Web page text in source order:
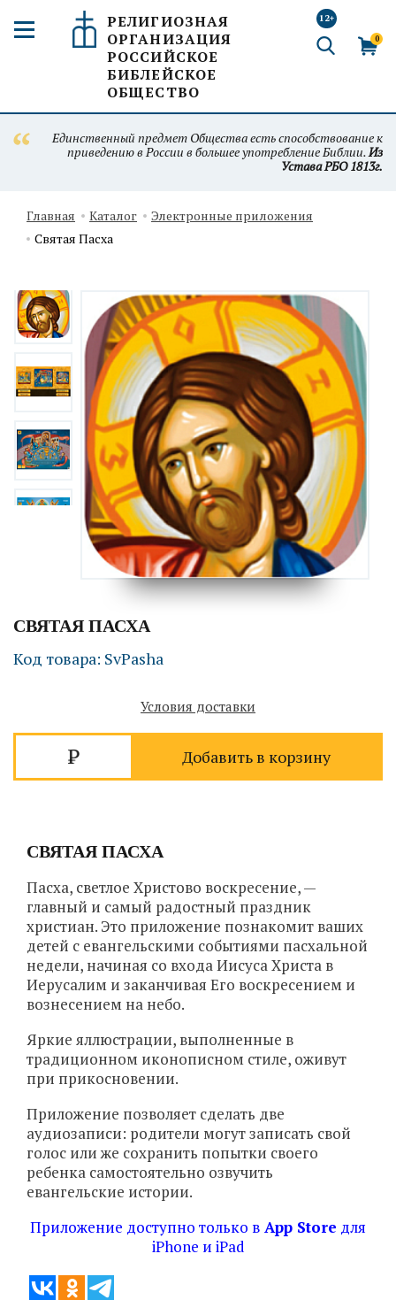
РЕЛИГИОЗНАЯ
ОРГАНИЗАЦИЯ
РОССИЙСКОЕ
БИБЛЕЙСКОЕ
ОБЩЕСТВО
12+
0
Единственный предмет Общества есть способствование к
приведению в России в большее употребление Библии.Из
Устава РБО 1813г.
Главная Каталог
Электронные приложения
Святая Пасха
СВЯТАЯ ПАСХА
Код товара: SvPasha
Условия доставки
Добавить в корзину
СВЯТАЯ ПАСХА
Пасха, светлое Христово воскресение, —
главный и самый радостный праздник
христиан. Это приложение познакомит ваших
детей с евангельскими событиями пасхальной
недели, начиная со входа Иисуса Христа в
Иерусалим и заканчивая Его воскресением и
вознесением на небо.
Яркие яллюстрации, выполненные в
традиционном иконописном стиле, оживут
при прикосновении.
Приложение позволяет сделать две
аудиозаписи: родители могут записать свой
голос или же сохранить попытки своего
ребенка самостоятельно озвучить
евангельские истории.
Приложение доступно только в App Store для
iPhone и iPad